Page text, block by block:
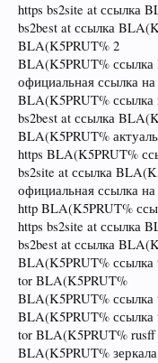
https bs2site at ссылка
bs2best at ссылка
BLA(K5PRUT% 2
BLA(K5PRUT%
официальная ссылка
BLA(K5PRUT% ссылка
bs2best at ссылка
BLA(K5PRUT%
https BLA(K5PRUT%
bs2site at ссылка
официальная ссылка
http BLA(K5PRUT%
https bs2site at ссылка
bs2best at ссылка
BLA(K5PRUT% ссылка
tor BLA(K5PRUT%
BLA(K5PRUT% ссылка
BLA(K5PRUT% ссылка
tor BLA(K5PRUT% rusff
BLA(K5PRUT%